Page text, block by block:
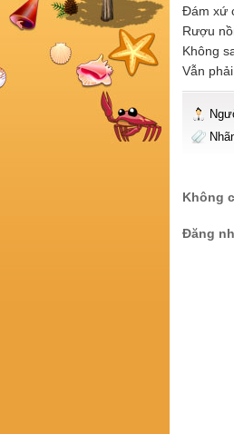
Đám xứ
Rượu
Không
Vẫn
Không
Đăng